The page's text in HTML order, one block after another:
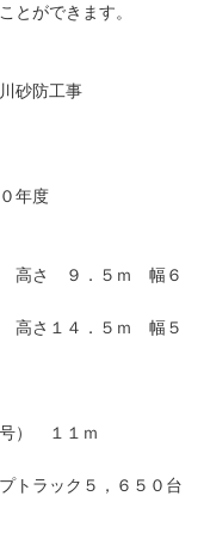
とができます。
砂防工事
年度
９．５ｍ 幅６
４．５ｍ 幅５
１１ｍ
トラック５，６５０台